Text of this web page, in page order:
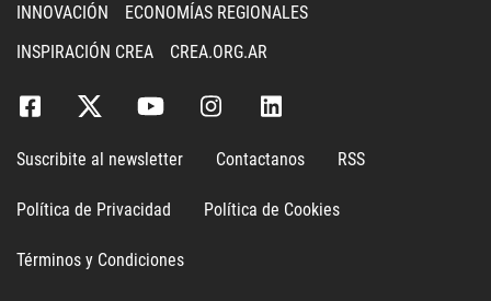
INNOVACIÓN
ECONOMÍAS REGIONALES
INSPIRACIÓN CREA
CREA.ORG.AR
Suscribite al newsletter Contactanos RSS
Política de Privacidad Política de Cookies
Términos y Condiciones